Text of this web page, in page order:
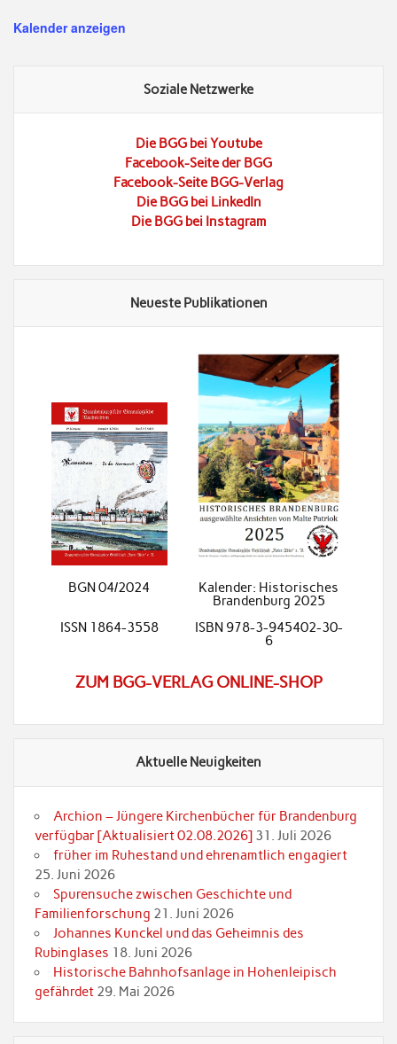
Kalender anzeigen
Soziale Netzwerke
Die BGG bei Youtube
Facebook-Seite der BGG
Facebook-Seite BGG-Verlag
Die BGG bei LinkedIn
Die BGG bei Instagram
Neueste Publikationen
BGN 04/2024
Kalender: Historisches
Brandenburg 2025
ISSN 1864-3558
ISBN 978-3-945402-30-
6
ZUM BGG-VERLAG ONLINE-SHOP
Aktuelle Neuigkeiten
Archion – Jüngere Kirchenbücher für Brandenburg
verfügbar [Aktualisiert 02.08.2026] 31. Juli 2026
früher im Ruhestand und ehrenamtlich engagiert
25. Juni 2026
Spurensuche zwischen Geschichte und
Familienforschung 21. Juni 2026
Johannes Kunckel und das Geheimnis des
Rubinglases 18. Juni 2026
Historische Bahnhofsanlage in Hohenleipisch
gefährdet 29. Mai 2026